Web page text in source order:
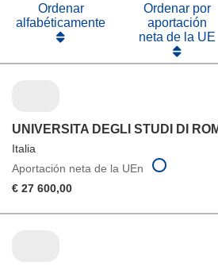
Ordenar
alfabéticamente
Ordenar por
aportación
neta de la UE
UNIVERSITA DEGLI STUDI DI
Italia
Aportación neta de la UEn
€ 27 600,00